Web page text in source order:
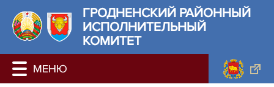
ГРОДНЕНСКИЙ РАЙОННЫЙ
ИСПОЛНИТЕЛЬНЫЙ
КОМИТЕТ